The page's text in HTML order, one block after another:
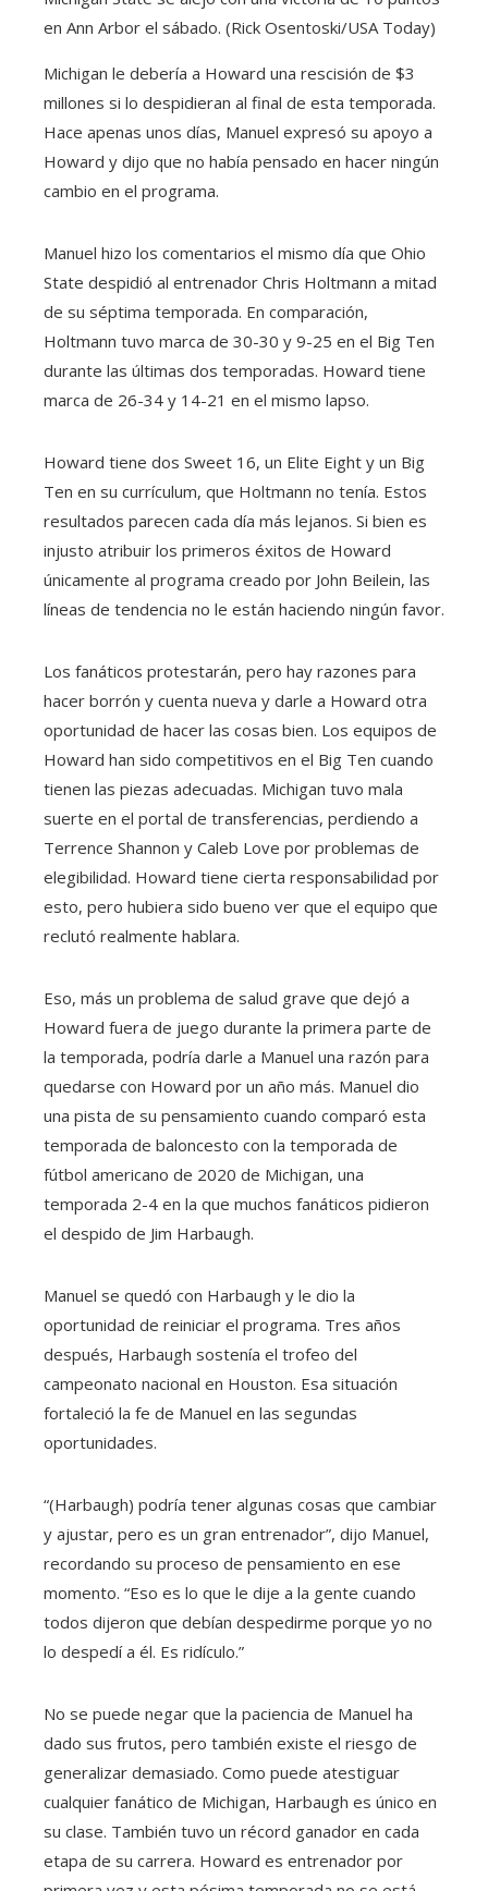
en Ann Arbor el sábado. (Rick Osentoski/USA Today)
Michigan le debería a Howard una rescisión de $3
millones si lo despidieran al final de esta temporada.
Hace apenas unos días, Manuel expresó su apoyo a
Howard y dijo que no había pensado en hacer ningún
cambio en el programa.
Manuel hizo los comentarios el mismo día que Ohio
State despidió al entrenador Chris Holtmann a mitad
de su séptima temporada. En comparación,
Holtmann tuvo marca de 30-30 y 9-25 en el Big Ten
durante las últimas dos temporadas. Howard tiene
marca de 26-34 y 14-21 en el mismo lapso.
Howard tiene dos Sweet 16, un Elite Eight y un Big
Ten en su currículum, que Holtmann no tenía. Estos
resultados parecen cada día más lejanos. Si bien es
injusto atribuir los primeros éxitos de Howard
únicamente al programa creado por John Beilein, las
líneas de tendencia no le están haciendo ningún favor.
Los fanáticos protestarán, pero hay razones para
hacer borrón y cuenta nueva y darle a Howard otra
oportunidad de hacer las cosas bien. Los equipos de
Howard han sido competitivos en el Big Ten cuando
tienen las piezas adecuadas. Michigan tuvo mala
suerte en el portal de transferencias, perdiendo a
Terrence Shannon y Caleb Love por problemas de
elegibilidad. Howard tiene cierta responsabilidad por
esto, pero hubiera sido bueno ver que el equipo que
reclutó realmente hablara.
Eso, más un problema de salud grave que dejó a
Howard fuera de juego durante la primera parte de
la temporada, podría darle a Manuel una razón para
quedarse con Howard por un año más. Manuel dio
una pista de su pensamiento cuando comparó esta
temporada de baloncesto con la temporada de
fútbol americano de 2020 de Michigan, una
temporada 2-4 en la que muchos fanáticos pidieron
el despido de Jim Harbaugh.
Manuel se quedó con Harbaugh y le dio la
oportunidad de reiniciar el programa. Tres años
después, Harbaugh sostenía el trofeo del
campeonato nacional en Houston. Esa situación
fortaleció la fe de Manuel en las segundas
oportunidades.
“(Harbaugh) podría tener algunas cosas que cambiar
y ajustar, pero es un gran entrenador”, dijo Manuel,
recordando su proceso de pensamiento en ese
momento. “Eso es lo que le dije a la gente cuando
todos dijeron que debían despedirme porque yo no
lo despedí a él. Es ridículo.”
No se puede negar que la paciencia de Manuel ha
dado sus frutos, pero también existe el riesgo de
generalizar demasiado. Como puede atestiguar
cualquier fanático de Michigan, Harbaugh es único en
su clase. También tuvo un récord ganador en cada
etapa de su carrera. Howard es entrenador por